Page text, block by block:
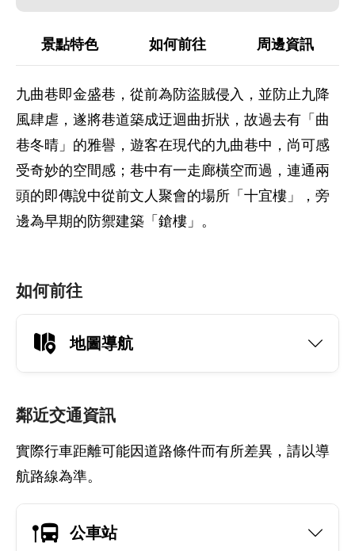
景點特色 如何前往 周邊資訊
九曲巷即金盛巷，從前為防盜賊侵入，並防止九降
風肆虐，遂將巷道築成迂迴曲折狀，故過去有「曲
巷冬晴」的雅譽，遊客在現代的九曲巷中，尚可感
受奇妙的空間感；巷中有一走廊橫空而過，連通兩
頭的即傳說中從前文人聚會的場所「十宜樓」，旁
邊為早期的防禦建築「鎗樓」。
如何前往
地圖導航
鄰近交通資訊
實際行車距離可能因道路條件而有所差異，請以導
航路線為準。
公車站